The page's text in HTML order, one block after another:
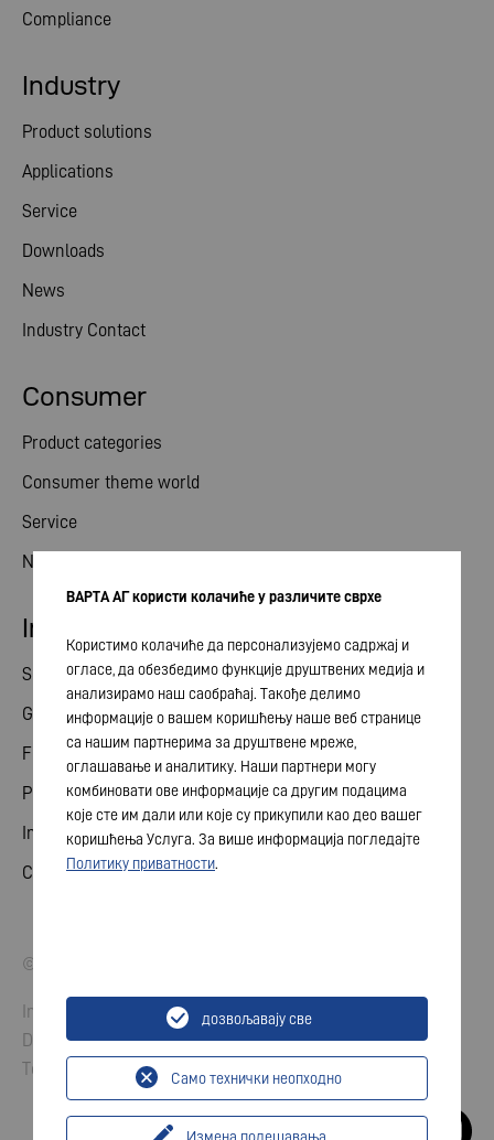
Compliance
Consumer
Product categories
Consumer theme world
Service
News
Industry
Product solutions
Applications
Service
Downloads
News
Industry Contact
Investor relations
Share
General meeting
Financial calendar
Publications
Investor contact
Corporate governance
© 2026 VARTA AG. All rights reserved.
Imprint
Data Protection
Terms and Conditions
ВАРТА АГ користи колачиће у различите сврхе
Користимо колачиће да персонализујемо садржај и
огласе, да обезбедимо функције друштвених медија и
анализирамо наш саобраћај. Такође делимо
информације о вашем коришћењу наше веб странице
са нашим партнерима за друштвене мреже,
оглашавање и аналитику. Наши партнери могу
комбиновати ове информације са другим подацима
које сте им дали или које су прикупили као део вашег
коришћења Услуга. За више информација погледајте
Политику приватности.
Само технички неопходно
дозвољавају све